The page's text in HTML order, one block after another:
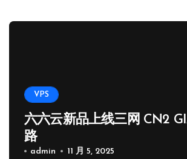
VPS
六六云新品上线三网 CN2
路
admin 11 月 5, 2025